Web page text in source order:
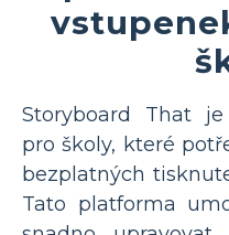
Storyboard That
pro školy, které
bezplatných
Tato platforma